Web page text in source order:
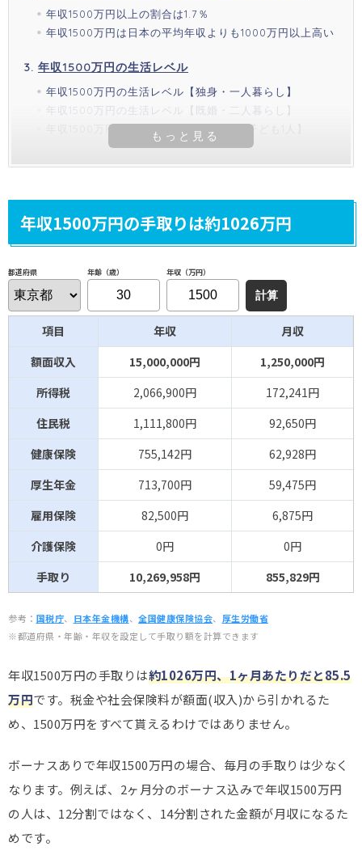
年収1500万円以上の割合は1.7％
年収1500万円は日本の平均年収よりも1000万円以上高い
年収1500万円の生活レベル
年収1500万円の生活レベル【独身・一人暮らし】
年収1500万円の生活レベル【既婚・二人暮らし】
年収1500万円の生活レベル【3人家族・子ども1人】
年収1500万円の手取りは約1026万円
都道府県 年齢（歳） 年収（万円）
項目 年収
月収
額面収入
15,000,000円
1,250,000円
所得税
2,066,900円
172,241円
住民税
1,111,800円
92,650円
健康保険
755,142円
62,928円
厚生年金
713,700円
59,475円
雇用保険
82,500円
6,875円
介護保険
0円
0円
手取り
10,269,958円 855,829円
参考： 国税庁、 日本年金機構、 全国健康保険協会、 厚生労働省
※都道府県・年齢・年収を設定して手取り額を計算できます
年収1500万円の手取りは約1026万円、1ヶ月あたりだと85.5
万円です。税金や社会保険料が額面(収入)から引かれるた
め、1500万円をすべて貰えるわけではありません。
ボーナスありで年収1500万円の場合、毎月の手取りは少なく
なります。例えば、2ヶ月分のボーナス込みで年収1500万円
の人は、12分割ではなく、14分割された金額が月収になるた
めです。